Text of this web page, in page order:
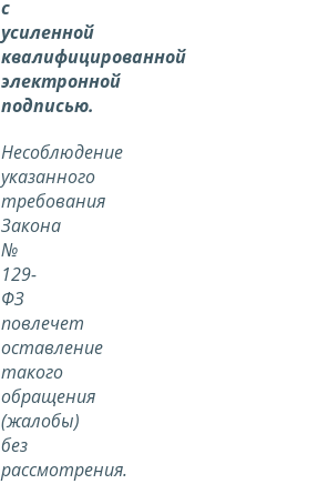
с
усиленной
квалифицированной
электронной
подписью.
Несоблюдение
указанного
требования
Закона
№
129-
ФЗ
повлечет
оставление
такого
обращения
(жалобы)
без
рассмотрения.